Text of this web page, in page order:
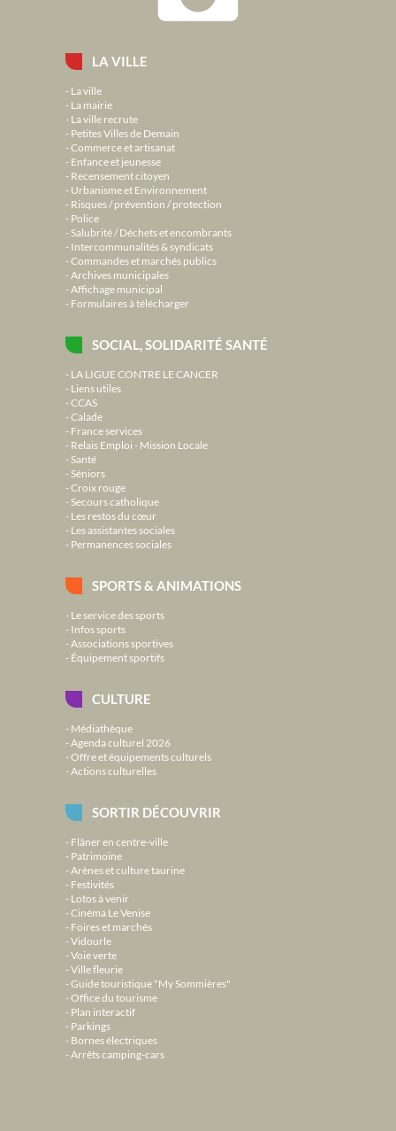
LA VILLE
La ville
La mairie
La ville recrute
Petites Villes de Demain
Commerce et artisanat
Enfance et jeunesse
Recensement citoyen
Urbanisme et Environnement
Risques / prévention / protection
Police
Salubrité / Déchets et encombrants
Intercommunalités & syndicats
Commandes et marchés publics
Archives municipales
Affichage municipal
Formulaires à télécharger
SOCIAL, SOLIDARITÉ SANTÉ
LA LIGUE CONTRE LE CANCER
Liens utiles
CCAS
Calade
France services
Relais Emploi - Mission Locale
Santé
Séniors
Croix rouge
Secours catholique
Les restos du cœur
Les assistantes sociales
Permanences sociales
SPORTS & ANIMATIONS
Le service des sports
Infos sports
Associations sportives
Équipement sportifs
CULTURE
Médiathèque
Agenda culturel 2026
Offre et équipements culturels
Actions culturelles
SORTIR DÉCOUVRIR
Flâner en centre-ville
Patrimoine
Arènes et culture taurine
Festivités
Lotos à venir
Cinéma Le Venise
Foires et marchés
Vidourle
Voie verte
Ville fleurie
Guide touristique "My Sommières"
Office du tourisme
Plan interactif
Parkings
Bornes électriques
Arrêts camping-cars